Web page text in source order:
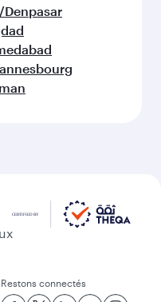
Denpasar
Restons connectés